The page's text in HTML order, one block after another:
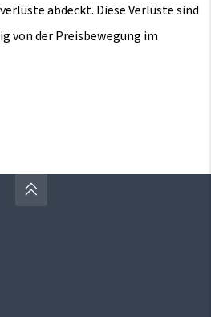
abdeckt. Diese Verluste sind
von der Preisbewegung im